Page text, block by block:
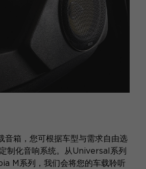
音箱，您可根据车型与需求自由选
制化音响系统。从Universal系列
M系列，我们会将您的车载聆听